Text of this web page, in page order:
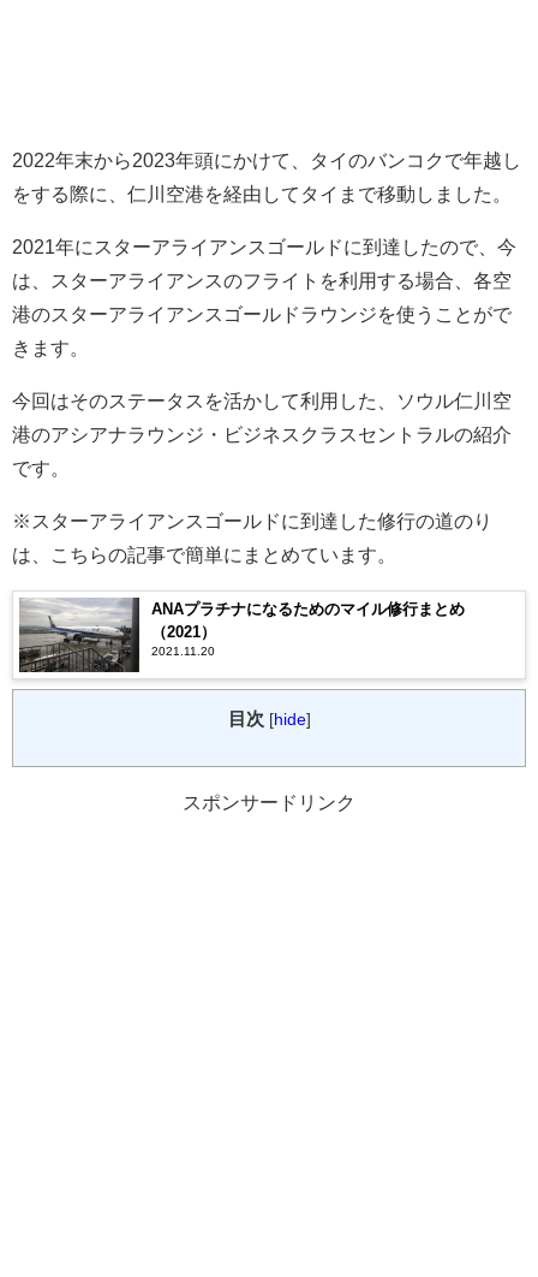
2022年末から2023年頭にかけて、タイのバンコクで年越し
をする際に、仁川空港を経由してタイまで移動しました。
2021年にスターアライアンスゴールドに到達したので、今
は、スターアライアンスのフライトを利用する場合、各空
港のスターアライアンスゴールドラウンジを使うことがで
きます。
今回はそのステータスを活かして利用した、ソウル仁川空
港のアシアナラウンジ・ビジネスクラスセントラルの紹介
です。
※スターアライアンスゴールドに到達した修行の道のり
は、こちらの記事で簡単にまとめています。
ANAプラチナになるためのマイル修行まとめ
（2021）
2021.11.20
目次 [hide]
スポンサードリンク